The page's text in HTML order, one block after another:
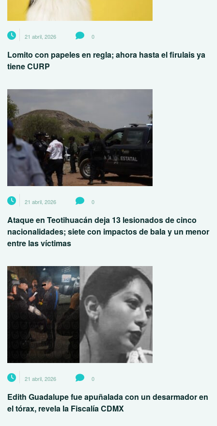
21 abril, 2026 0
Lomito con papeles en regla; ahora hasta el firulais ya
tiene CURP
21 abril, 2026 0
Ataque en Teotihuacán deja 13 lesionados de cinco
nacionalidades; siete con impactos de bala y un menor
entre las víctimas
21 abril, 2026 0
Edith Guadalupe fue apuñalada con un desarmador en
el tórax, revela la Fiscalía CDMX